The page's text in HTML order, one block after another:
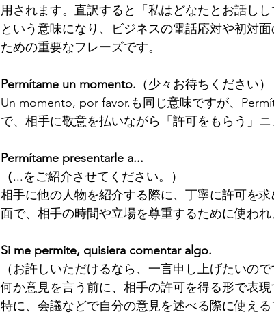
用されます。直訳すると「私はどなたとお話し
という意味になり、ビジネスの電話応対や初対
ための重要なフレーズです。
Permítame un momento. （少々お待ちください）
Un momento, por favor.も同じ意味ですが、
で、相手に敬意を払いながら「許可をもらう」ニ
Permítame presentarle a...
（...をご紹介させてください。）
相手に他の人物を紹介する際に、丁寧に許可を
面で、相手の時間や立場を尊重するために使われ
Si me permite, quisiera comentar algo.
（お許しいただけるなら、一言申し上げたいので
何か意見を言う前に、相手の許可を得る形で表
特に、会議などで自分の意見を述べる際に使える